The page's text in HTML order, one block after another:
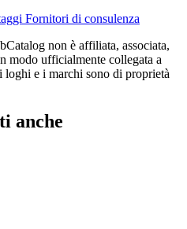
Fornitori di consulenza
non è affiliata, associata,
modo ufficialmente collegata a
e i marchi sono di proprietà
anche